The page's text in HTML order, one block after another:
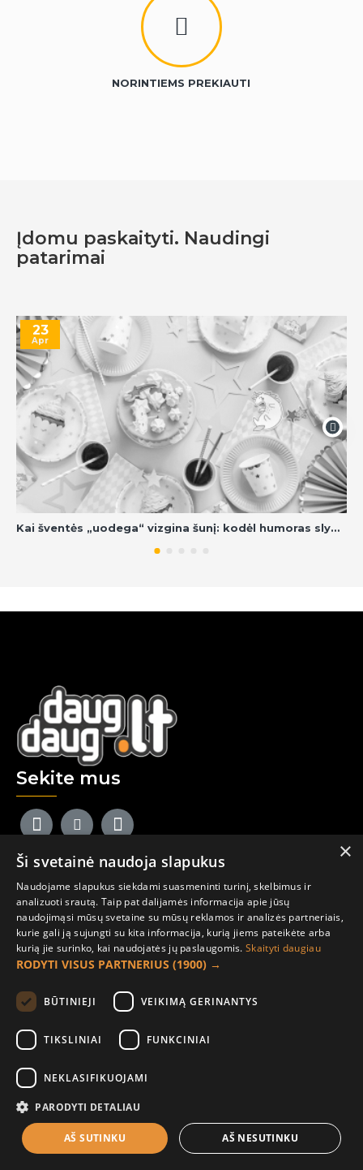
NORINTIEMS PREKIAUTI
Įdomu paskaityti. Naudingi
patarimai
23
Apr
Kai šventės „uodega“ vizgina šunį: kodėl humoras slypi detalėse?
Sekite mus
Kita informacija
Susisiekite
Grąžinimai
Žemėlapis
Pirkėjo paskyra
Užsakymai
Naujienlaiškiai
Informacija užsakovui
Apie mus
×
Ši svetainė naudoja slapukus
Naudojame slapukus siekdami suasmeninti turinį, skelbimus ir
analizuoti srautą. Taip pat dalijamės informacija apie jūsų
naudojimąsi mūsų svetaine su mūsų reklamos ir analizės partneriais,
kurie gali ją sujungti su kita informacija, kurią jiems pateikėte arba
kurią jie surinko, kai naudojatės jų paslaugomis.Skaityti daugiau
RODYTI VISUS PARTNERIUS (1900) →
BŪTINIEJI VEIKIMĄ GERINANTYS
TIKSLINIAI FUNKCINIAI
NEKLASIFIKUOJAMI
PARODYTI DETALIAU
AŠ SUTINKU AŠ NESUTINKU